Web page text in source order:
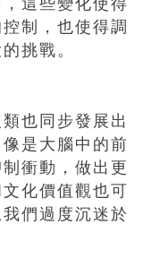
這些變化使得
制，也使得調
挑戰。
也同步發展出
是大腦中的前
衝動，做出更
化價值觀也可
們過度沉迷於